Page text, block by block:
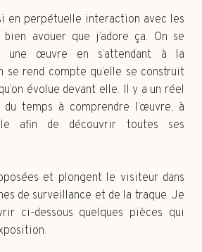
en perpétuelle interaction avec les
avouer que j’adore ça. On se
une œuvre en s’attendant à la
se rend compte qu’elle se construit
évolue devant elle. Il y a un réel
du temps à comprendre l’œuvre, à
afin de découvrir toutes ses
et plongent le visiteur dans
de surveillance et de la traque. Je
ci-dessous quelques pièces qui